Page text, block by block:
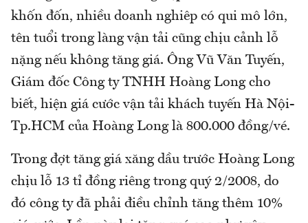
khốn đốn, nhiều doanh nghiêp có qui mô lớn,
tên tuổi trong làng vận tải cũng chịu cảnh lỗ
nặng nếu không tăng giá. Ông Vũ Văn Tuyến,
Giám đốc Công ty TNHH Hoàng Long cho
biết, hiện giá cước vận tải khách tuyến Hà Nội-
Tp.HCM của Hoàng Long là 800.000 đồng/vé.
Trong đợt tăng giá xăng dầu trước Hoàng Long
chịu lỗ 13 tỉ đồng riêng trong quý 2/2008, do
đó công ty đã phải điều chỉnh tăng thêm 10%